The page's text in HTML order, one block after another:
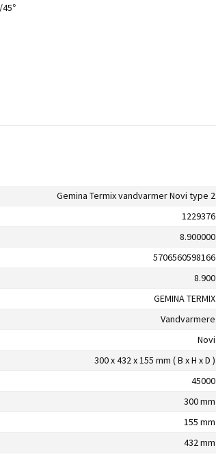
Gemina Termix vandvarmer Novi type 2
1229376
8.900000
5706560598166
8.900
GEMINA TERMIX
Vandvarmere
Novi
300 x 432 x 155 mm ( B x H x D )
45000
300 mm
155 mm
432 mm